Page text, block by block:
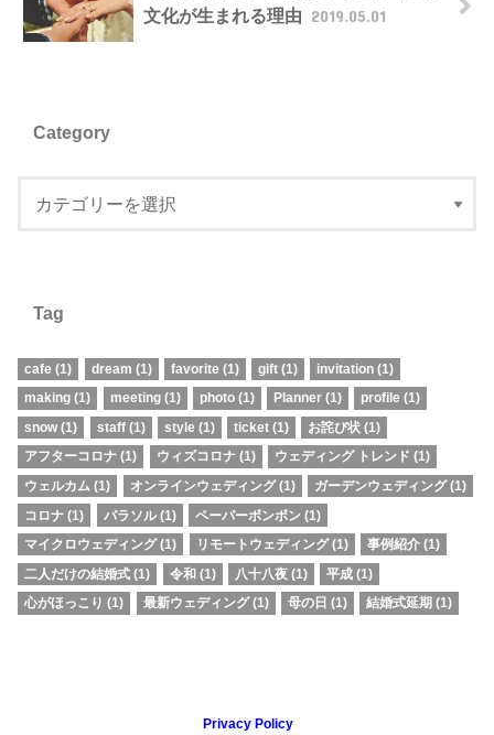
文化が生まれる理由 2019.05.01
Category
Tag
cafe (1) dream (1) favorite (1) gift (1) invitation (1)
making (1) meeting(1) photo(1) Planner (1) profile (1)
snow(1) staff(1) style (1) ticket (1) お詫び状 (1)
アフターコロナ (1) ウィズコロナ(1) ウェディング トレンド (1)
ウェルカム (1) オンラインウェディング(1) ガーデンウェディング(1)
コロナ (1) パラソル(1) ペーパーボンボン(1)
マイクロウェディング(1) リモートウェディング(1) 事例紹介(1)
二人だけの結婚式 (1) 令和(1) 八十八夜(1) 平成 (1)
心がほっこり (1) 最新ウェディング(1) 母の日 (1) 結婚式延期 (1)
Privacy Policy